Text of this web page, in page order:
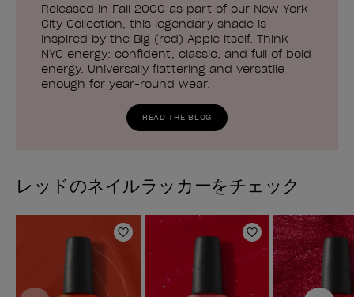
Released in Fall 2000 as part of our New York
City Collection, this legendary shade is
inspired by the Big (red) Apple itself. Think
NYC energy: confident, classic, and full of bold
energy. Universally flattering and versatile
enough for year-round wear.
READ THE BLOG
レッドのネイルラッカーをチェック
ほしいものリストに追加ほしいものリス